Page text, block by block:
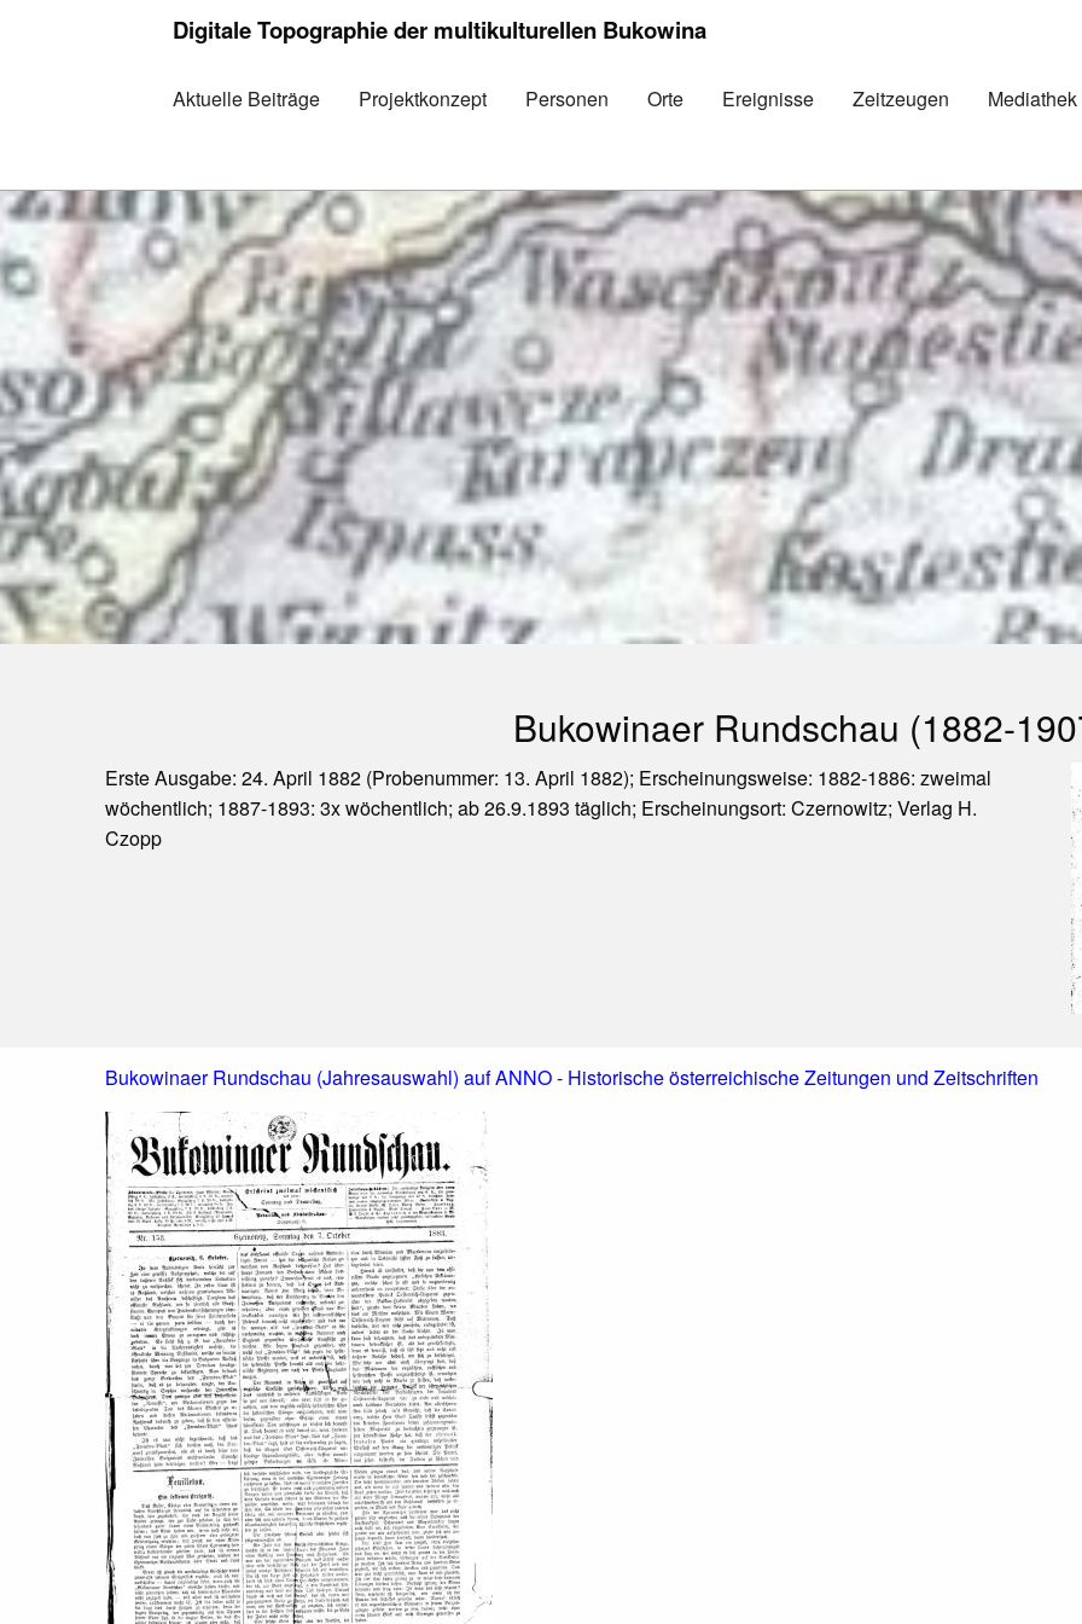
Digitale Topographie der multikulturellen Bukowina
Aktuelle Beiträge Projektkonzept Personen Orte Ereignisse Zeitzeugen Mediathek
Bukowinaer Rundschau (1882-
Erste Ausgabe: 24. April 1882 (Probenummer: 13. April 1882); Erscheinungsweise: 1882-1886: zweimal
wöchentlich; 1887-1893: 3x wöchentlich; ab 26.9.1893 täglich; Erscheinungsort: Czernowitz; Verlag H.
Czopp
Bukowinaer Rundschau (Jahresauswahl) auf ANNO - Historische österreichische Zeitungen und Zeitschriften